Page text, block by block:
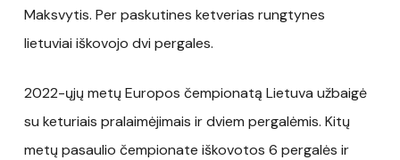
Maksvytis. Per paskutines ketverias rungtynes
lietuviai iškovojo dvi pergales.
2022-ųjų metų Europos čempionatą Lietuva užbaigė
su keturiais pralaimėjimais ir dviem pergalėmis. Kitų
metų pasaulio čempionate iškovotos 6 pergalės ir